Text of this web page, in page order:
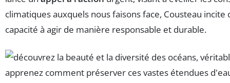
climatiques auxquels nous faisons face, Cousteau
capacité à agir de manière responsable et durable.